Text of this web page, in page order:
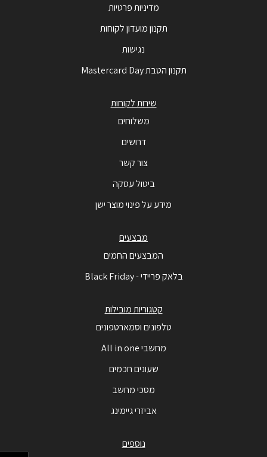
מדיניות פרטיות
תקנון מועדון לקוחות
נגישות
תקנון הטבת Mastercard Day
שירות לקוחות
משלוחים
דרושים
צור קשר
ביטול עסקה
מידע על פינוי מוצר ישן
מבצעים
המבצעים החמים
בלאק פריידי - Black Friday
קטגוריות מובילות
טלפונים וסמארטפונים
מחשבי All in one
שעונים חכמים
מסכי מחשב
אביזרי גיימינג
נוספים